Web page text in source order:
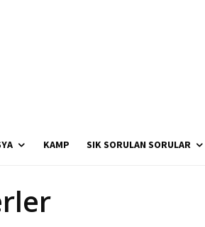
KAMP SIK SORULAN SORULAR